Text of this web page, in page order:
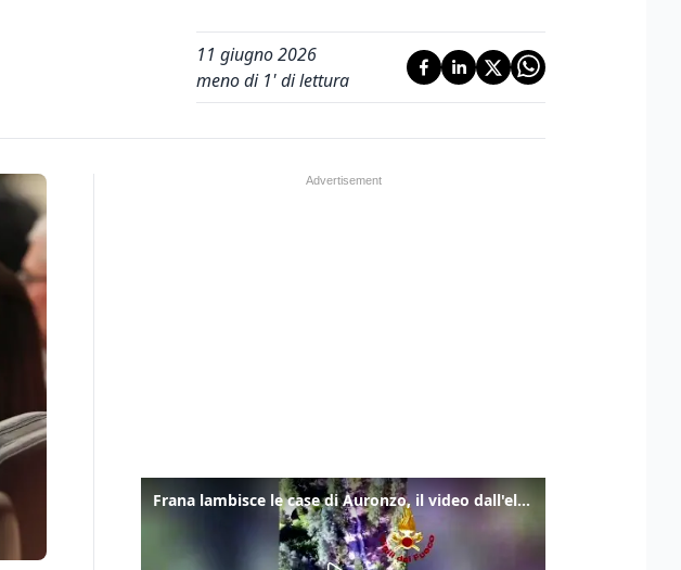
11 giugno 2026
meno di 1' di lettura
Frana lambisce le case di Auronzo, il video dall'elicottero dei vigili del fuoco